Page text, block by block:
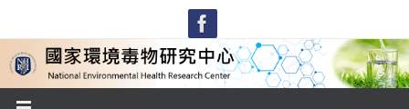
content